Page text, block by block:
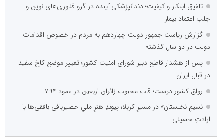
تلفیق ابتکار و کیفیت؛ دندانپزشکی آینده در گرو فناوری‌های نوین و
جلب اعتماد بیمار
گزارش ریاست جمهور دولت چهاردهم به مردم در خصوص اقدامات
دولت در دو سال گذشته
پس از هشدار قاطع دبیر شورای امنیت کشور؛ تغییر موضع کاخ سفید
در قبال ایران
رواق کشور دوست؛ قاب محبوب زائران اربعین در عمود ۷۹۴
نسیمِ نخلستان» در مسیرِ کربلا؛ پیوندِ هنرِ ملیِ حصیربافی بافقی‌ها با
ارادتِ حسینی